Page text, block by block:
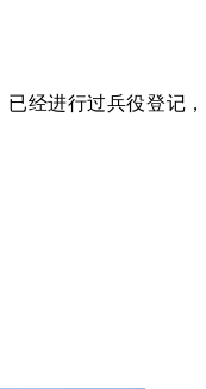
已经进行过兵役登记，